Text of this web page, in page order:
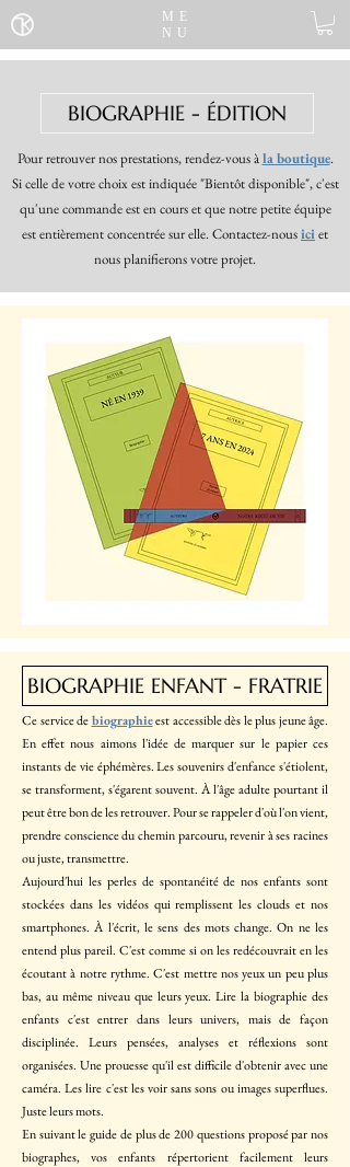
ME
NU
BIOGRAPHIE - ÉDITION
Pour retrouver nos prestations, rendez-vous àla boutique.
Si celle de votre choix est indiquée "Bientôt disponible", c'est
qu'une commande est en cours et que notre petite équipe
est entièrement concentrée sur elle. Contactez-nousiciet
nous planifierons votre projet.
BIOGRAPHIE ENFANT - FRATRIE
Ceservice debiographieest accessible dès le plus jeune âge.
En effet nous aimons l'idée de marquer sur le papier ces
instants de vie éphémères. Les souvenirs d'enfance s'étiolent,
se transforment, s'égarent souvent. À l'âge adulte pourtant il
peut être bon de les retrouver. Pour se rappeler d'où l'on vient,
prendre conscience du chemin parcouru, revenir à ses racines
ou juste, transmettre.
Aujourd'hui les perles de spontanéité de nos enfants sont
stockées dans les vidéos qui remplissent les clouds et nos
smartphones. À l'écrit, le sens des mots change. On ne les
entend plus pareil. C'est comme si on les redécouvrait en les
écoutant à notre rythme. C'est mettre nos yeux un peu plus
bas, au même niveau que leurs yeux. Lire la biographie des
enfants c'est entrer dans leurs univers, mais de façon
disciplinée. Leurs pensées, analyses et réflexions sont
organisées. Une prouesse qu'il est difficile d'obtenir avec une
caméra. Les lire c'est les voir sans sons ou images superflues.
Juste leurs mots.
En suivant le guide de plus de 200 questions proposé par nos
biographes, vos enfants répertorient facilement leurs